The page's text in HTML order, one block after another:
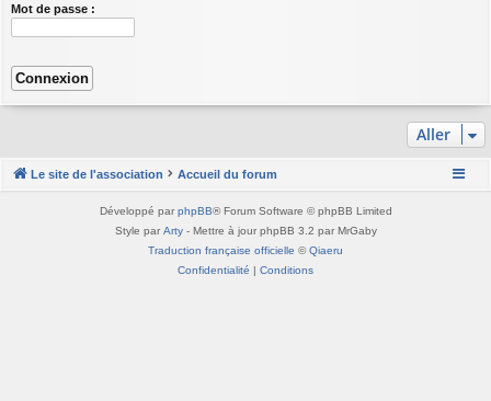
Mot de passe :
Aller
Le site de l'association Accueil du forum
Développé par phpBB® Forum Software © phpBB Limited
Style par Arty- Mettre à jour phpBB 3.2 par MrGaby
Traduction française officielle ©Qiaeru
Confidentialité | Conditions